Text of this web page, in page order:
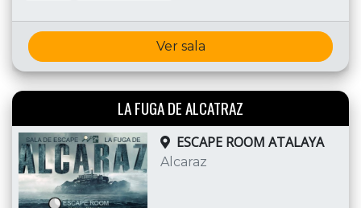
Ver sala
LA FUGA DE ALCATRAZ
ESCAPE ROOM ATALAYA
Alcaraz